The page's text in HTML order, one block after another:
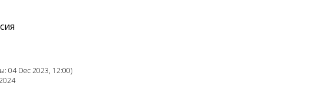
04 Dec 2023, 12:00)